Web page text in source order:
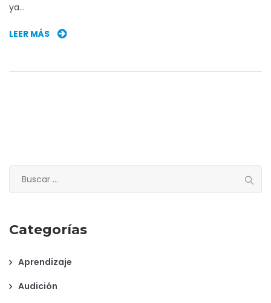
ya…
LEER MÁS
Categorías
Aprendizaje
Audición